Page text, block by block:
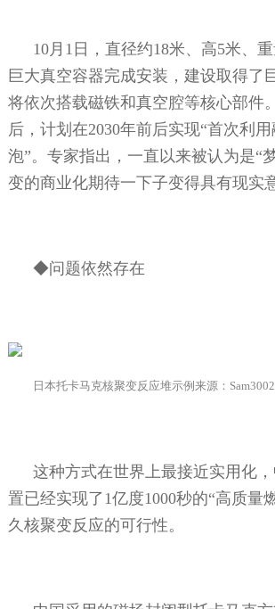
10月 1 日，直径约18米、高5米、
巨大真空容器完成安装，建设取得了
将依次搭载磁铁和真空腔等核心部件。
后，计划在2030年前后实现“首次利
泡”。专家指出，一直以来被认为是“
变的商业化期待一下子变得具有现实
◆问题依然存在
日本托卡马克核聚变反应堆示例来源：
这种方式在世界上最接近实用化
置已经实现了 1亿度1000秒的“高质量
久核聚变反应的可行性。